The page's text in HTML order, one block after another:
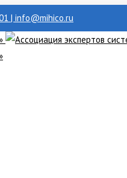
| info@mihico.ru